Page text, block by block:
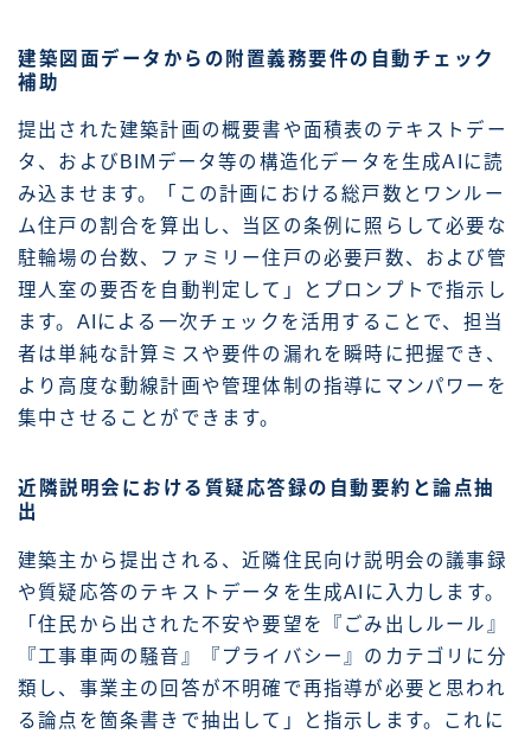
建築図面データからの附置義務要件の自動チェック
補助
提出された建築計画の概要書や面積表のテキストデー
タ、およびBIMデータ等の構造化データを生成AIに読
み込ませます。「この計画における総戸数とワンルー
ム住戸の割合を算出し、当区の条例に照らして必要な
駐輪場の台数、ファミリー住戸の必要戸数、および管
理人室の要否を自動判定して」とプロンプトで指示し
ます。AIによる一次チェックを活用することで、担当
者は単純な計算ミスや要件の漏れを瞬時に把握でき、
より高度な動線計画や管理体制の指導にマンパワーを
集中させることができます。
近隣説明会における質疑応答録の自動要約と論点抽
出
建築主から提出される、近隣住民向け説明会の議事録
や質疑応答のテキストデータを生成AIに入力します。
「住民から出された不安や要望を『ごみ出しルール』
『工事車両の騒音』『プライバシー』のカテゴリに分
類し、事業主の回答が不明確で再指導が必要と思われ
る論点を箇条書きで抽出して」と指示します。これに